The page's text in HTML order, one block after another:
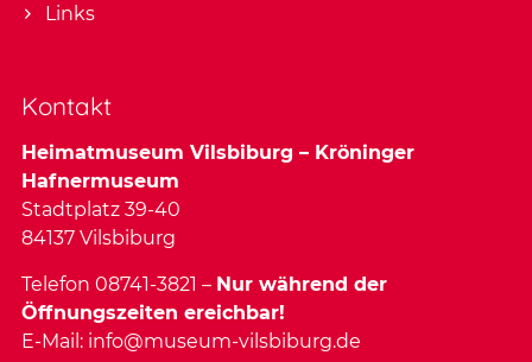
Links
Kontakt
Heimatmuseum Vilsbiburg – Kröninger
Hafnermuseum
Stadtplatz 39-40
84137 Vilsbiburg
Telefon 08741-3821 – Nur während der
Öffnungszeiten ereichbar!
E-Mail: info@museum-vilsbiburg.de